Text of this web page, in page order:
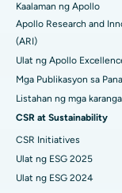
Pinakamahusay na
Pinakamahusay na
Pinakamahusay na
Pinakamahusay na
Pinakamahusay
Pinakamahusay na
Polypectomy
Deep Brain
Peritoneyal Dialysis
Kidney Biopsy
Parathyroidectomy
Kaalaman ng Apollo
Apollo Research and
(ARI)
Ulat ng Apollo
Mga Publikasyon sa
Listahan ng mga
CSR at Sustainability
CSR Initiatives
Ulat ng ESG 2025
Ulat ng ESG 2024